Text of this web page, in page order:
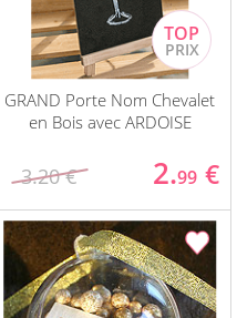
GRAND Porte Nom Chevalet
en Bois avec ARDOISE
3.20 € 2.99 €